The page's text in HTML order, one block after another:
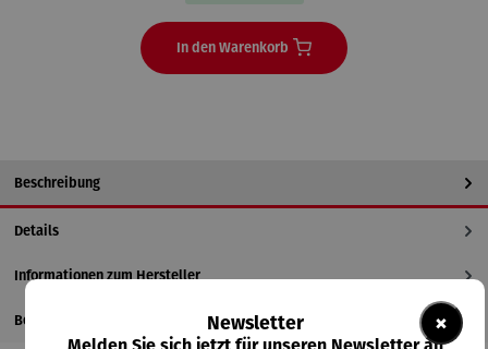
In den Warenkorb
Beschreibung
Details
Informationen zum Hersteller
Bewertungen ×
Newsletter